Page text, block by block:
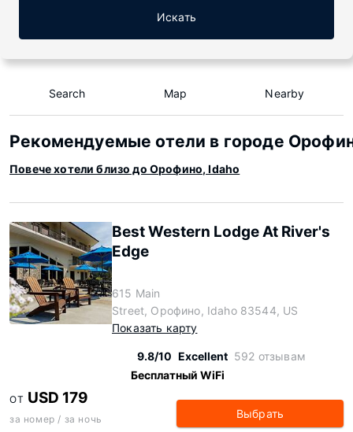
Искать
Search Map Nearby
Рекомендуемые отели в городе
Повече хотели близо до Орофино, Idaho
Best Western Lodge At River's
Edge
615 Main
Street, Орофино, Idaho 83544, US
Показать карту
9.8/10 Excellent 592 отзывам
Бесплатный WiFi
ОТ USD 179
за номер / за ночь Выбрать